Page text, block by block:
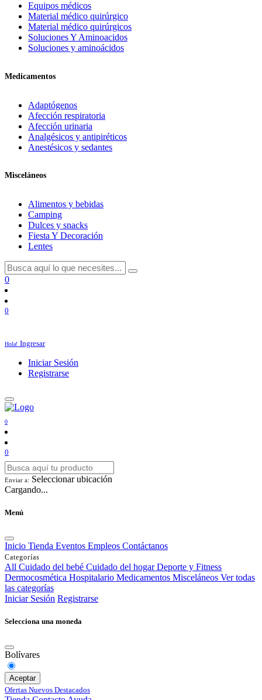
Equipos médicos
Material médico quirúrgico
Material médico quirúrgicos
Soluciones Y Aminoacidos
Soluciones y aminoácidos
Medicamentos
Adaptógenos
Afección respiratoria
Afección urinaria
Analgésicos y antipiréticos
Anestésicos y sedantes
Misceláneos
Alimentos y bebidas
Camping
Dulces y snacks
Fiesta Y Decoración
Lentes
0
0
Hola! Ingresar
Iniciar Sesión
Registrarse
0
0
Enviar a: Seleccionar ubicación
Cargando...
Menú
Inicio Tienda Eventos Empleos Contáctanos
Categorías
All Cuidado del bebé Cuidado del hogar Deporte y Fitness
Dermocosmética Hospitalario Medicamentos Misceláneos Ver todas
las categorías
Iniciar Sesión Registrarse
Selecciona una moneda
Bolívares
Aceptar
Ofertas Nuevos Destacados